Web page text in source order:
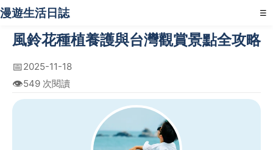
漫遊生活日誌 ☰
風鈴花種植養護與台灣觀賞景點全攻略
📅2025-11-18
👁️549 次閱讀